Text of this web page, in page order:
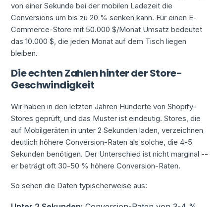
von einer Sekunde bei der mobilen Ladezeit die
Conversions um bis zu 20 % senken kann. Für einen E-
Commerce-Store mit 50.000 $/Monat Umsatz bedeutet
das 10.000 $, die jeden Monat auf dem Tisch liegen
bleiben.
Die echten Zahlen hinter der Store-
Geschwindigkeit
Wir haben in den letzten Jahren Hunderte von Shopify-
Stores geprüft, und das Muster ist eindeutig. Stores, die
auf Mobilgeräten in unter 2 Sekunden laden, verzeichnen
deutlich höhere Conversion-Raten als solche, die 4-5
Sekunden benötigen. Der Unterschied ist nicht marginal --
er beträgt oft 30-50 % höhere Conversion-Raten.
So sehen die Daten typischerweise aus: